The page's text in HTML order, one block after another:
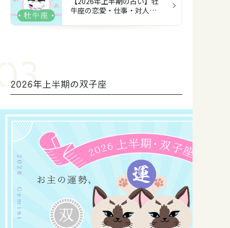
牛座の恋愛・仕事・対人・
2026年上半期の双子座